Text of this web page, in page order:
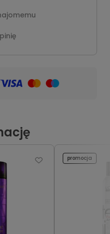
promocja